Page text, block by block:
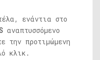
ενάντια στο
αναπτυσσόμενο
την προτιμώμενη
κλικ.